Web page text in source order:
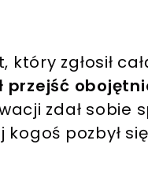
który zgłosił
przejść
zdał sobie
pozbył